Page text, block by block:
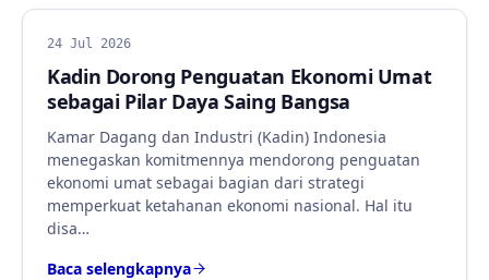
BERITA
24 Jul 2026
Kadin Dorong Penguatan Ekonomi Umat
sebagai Pilar Daya Saing Bangsa
Kamar Dagang dan Industri (Kadin) Indonesia
menegaskan komitmennya mendorong penguatan
ekonomi umat sebagai bagian dari strategi
memperkuat ketahanan ekonomi nasional. Hal itu
disa…
Baca selengkapnya